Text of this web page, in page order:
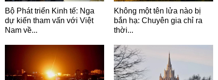
Bộ Phát triển Kinh tế: Nga
dự kiến tham vấn với Việt
Nam về...
Không một tên lửa nào bị
bắn hạ: Chuyên gia chỉ ra
thời...